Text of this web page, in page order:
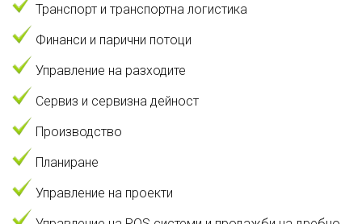
Транспорт и транспортна логистика
Финанси и парични потоци
Управление на разходите
Сервиз и сервизна дейност
Производство
Планиране
Управление на проекти